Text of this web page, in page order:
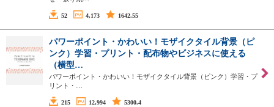
52 4,173 1642.55
パワーポイント・かわいい！モザイクタイル背景（ピ
ンク）学習・プリント・配布物やビジネスに使える
（横型…
パワーポイント・かわいい！モザイクタイル背景（ピンク）学習・プ
リント・…
215 12,994 5300.4